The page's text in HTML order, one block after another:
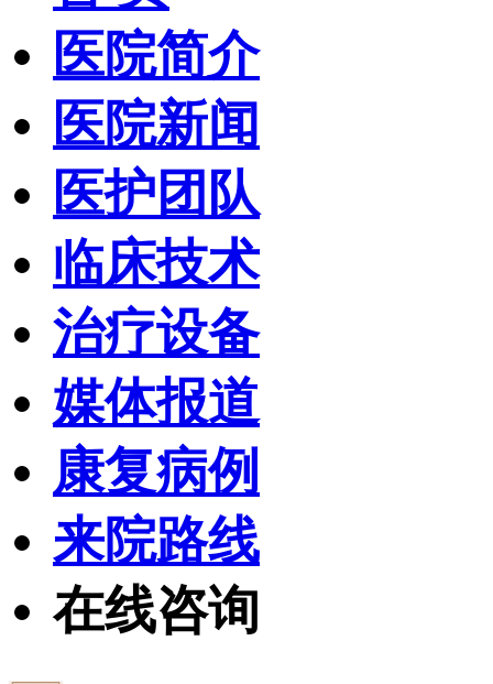
医院简介
医院新闻
医护团队
临床技术
治疗设备
媒体报道
康复病例
来院路线
在线咨询